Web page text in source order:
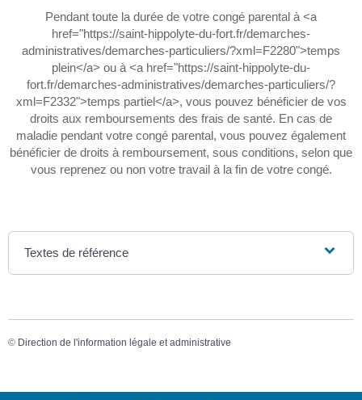
Pendant toute la durée de votre congé parental à <a
href="https://saint-hippolyte-du-fort.fr/demarches-
administratives/demarches-particuliers/?xml=F2280">temps
plein</a> ou à <a href="https://saint-hippolyte-du-
fort.fr/demarches-administratives/demarches-particuliers/?
xml=F2332">temps partiel</a>, vous pouvez bénéficier de vos
droits aux remboursements des frais de santé. En cas de
maladie pendant votre congé parental, vous pouvez également
bénéficier de droits à remboursement, sous conditions, selon que
vous reprenez ou non votre travail à la fin de votre congé.
Textes de référence
© Direction de l'information légale et administrative